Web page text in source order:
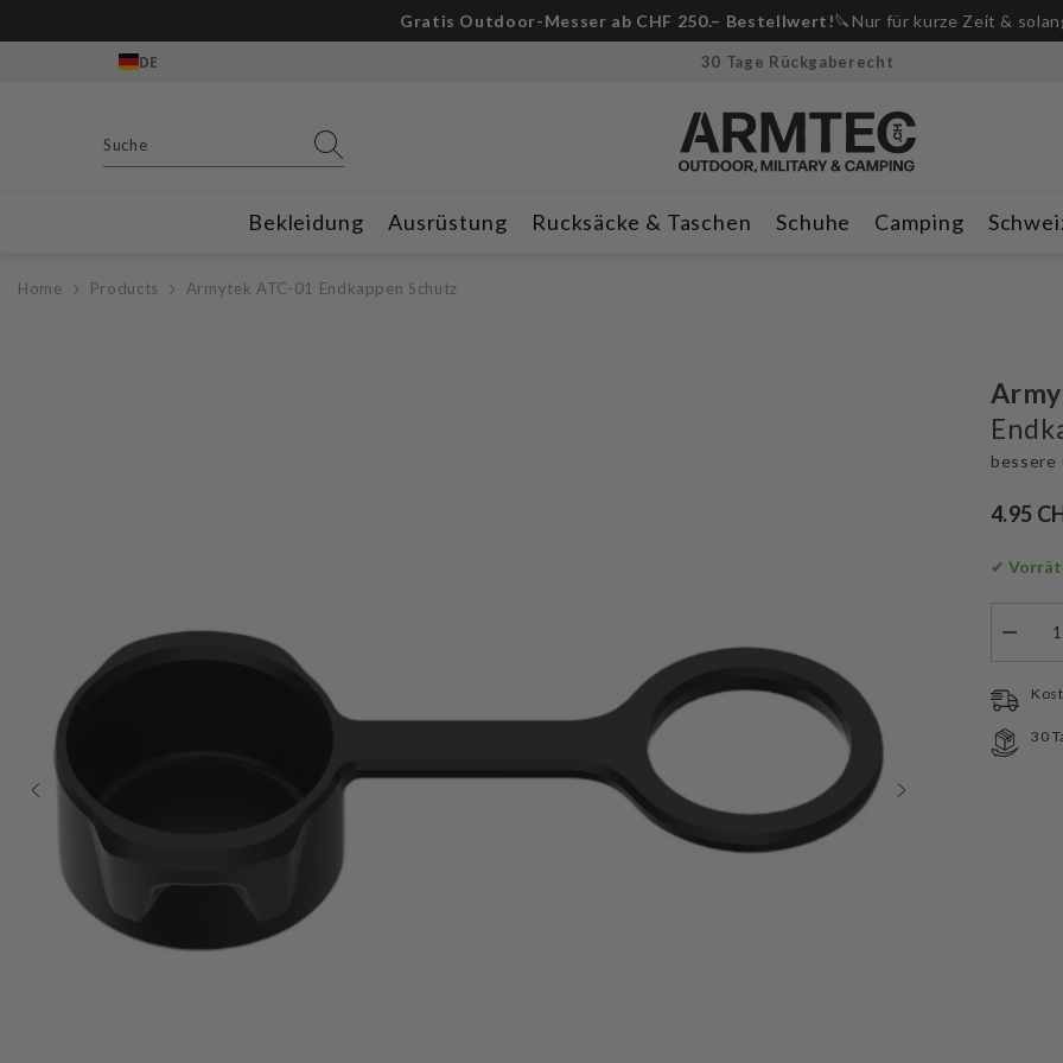
Gratis Outdoor-Messer ab CHF 250.– Bestellwert!🔪Nur für kurze Zeit &
DE 30 Tage Rückgaberecht
Bekleidung Ausrüstung Rucksäcke & Taschen Schuhe Camping
Home Products Armytek ATC-01 Endkappen Schutz
4.95
✔
ATC-
01
30